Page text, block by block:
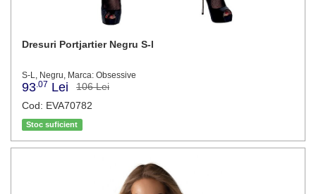
Dresuri Portjartier Negru S-l
S-L, Negru, Marca: Obsessive
93 .07 Lei
106 Lei
Cod: EVA70782
Stoc suficient